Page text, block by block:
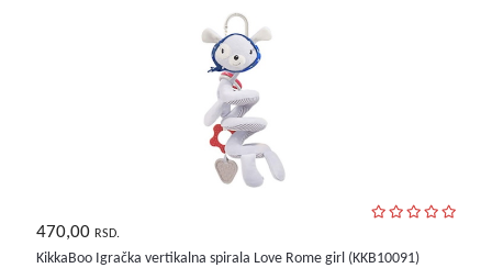
470,00 RSD.
KikkaBoo Igračka vertikalna spirala Love Rome girl (KKB10091)